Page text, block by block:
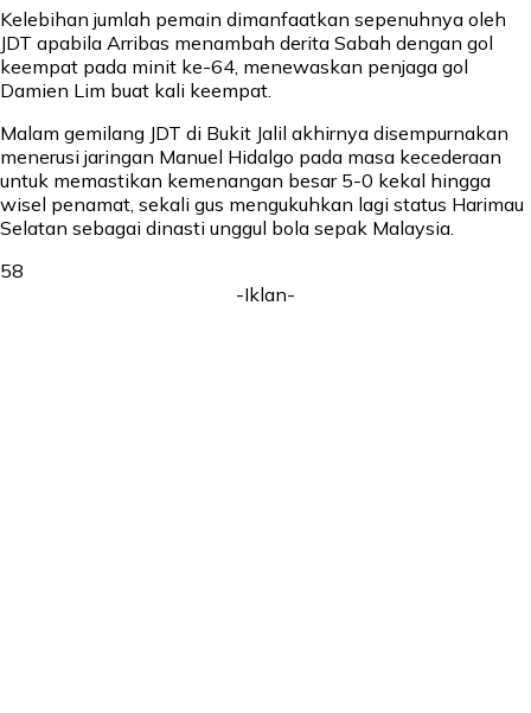
Kelebihan jumlah pemain dimanfaatkan sepenuhnya oleh
JDT apabila Arribas menambah derita Sabah dengan gol
keempat pada minit ke-64, menewaskan penjaga gol
Damien Lim buat kali keempat.
Malam gemilang JDT di Bukit Jalil akhirnya disempurnakan
menerusi jaringan Manuel Hidalgo pada masa kecederaan
untuk memastikan kemenangan besar 5-0 kekal hingga
wisel penamat, sekali gus mengukuhkan lagi status Harimau
Selatan sebagai dinasti unggul bola sepak Malaysia.
58
-Iklan-